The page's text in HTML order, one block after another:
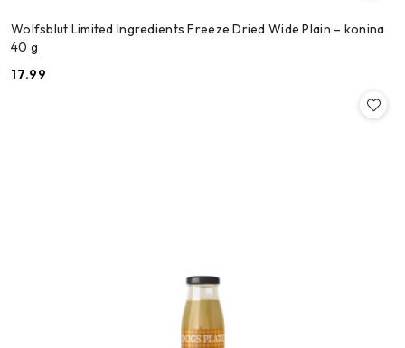
Wolfsblut Limited Ingredients Freeze Dried Wide Plain – konina
40 g
Cena:
17.99